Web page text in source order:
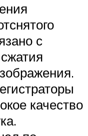
с
качество